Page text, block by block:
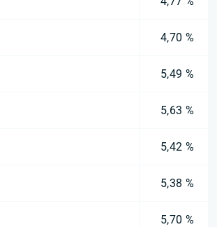
4,70 %
5,49 %
5,63 %
5,42 %
5,38 %
5,70 %